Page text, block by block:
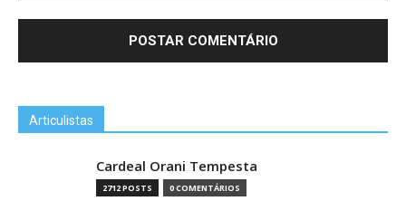
Articulistas
Cardeal Orani Tempesta
2712 POSTS 0 COMENTÁRIOS